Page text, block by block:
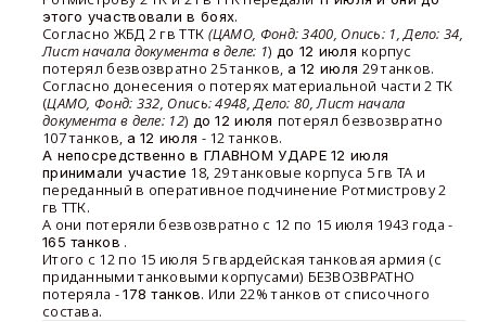
этого участвовали в боях.
Согласно ЖБД 2 гв ТТК (ЦАМО, Фонд: 3400, Опись: 1, Дело: 34,
Лист начала документа в деле: 1) до 12 июля корпус
потерял безвозвратно 25 танков, а 12 июля 29 танков.
Согласно донесения о потерях материальной части 2 ТК
(ЦАМО, Фонд: 332, Опись: 4948, Дело: 80, Лист начала
документа в деле: 12) до 12 июля потерял безвозвратно
107 танков, а 12 июля - 12 танков.
А непосредственно в ГЛАВНОМ УДАРЕ 12 июля
принимали участие 18, 29 танковые корпуса 5 гв ТА и
переданный в оперативное подчинение Ротмистрову 2
гв ТТК.
А они потеряли безвозвратно с 12 по 15 июля 1943 года -
165 танков .
Итого с 12 по 15 июля 5 гвардейская танковая армия (с
приданными танковыми корпусами) БЕЗВОЗВРАТНО
потеряла -178 танков. Или 22% танков от списочного
состава.